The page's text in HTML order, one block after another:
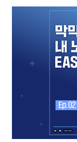
같은 상황이신가요
시작하게 만들어주는
소개해 드리겠습니다
자기 계발 치트키!IBK
TOEIC 시험 접수(결
취업 준비,시험 응시